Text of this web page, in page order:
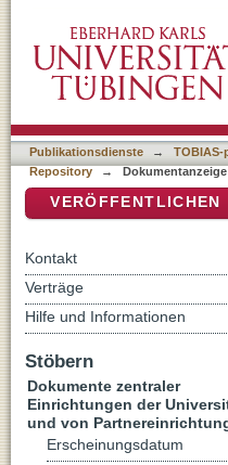
Liebesgedanke? :
Publikationsdienste → TOBIAS-
Repository
→ Dokumentanzeige
VERÖFFENTLICHEN
Kontakt
Verträge
Hilfe und Informationen
Stöbern
Dokumente zentraler
Einrichtungen der
und von
Erscheinungsdatum